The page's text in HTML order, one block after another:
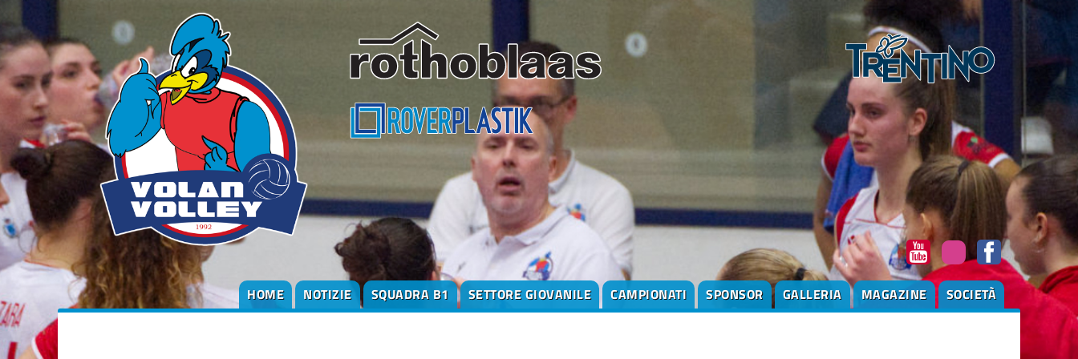
HOME NOTIZIE SQUADRA B1 SETTORE GIOVANILE CAMPIONATI SPONSOR GALLERIA MAGAZINE SOCIETÀ